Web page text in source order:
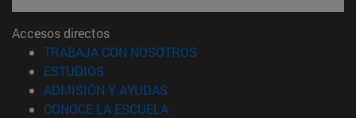
Accesos directos
TRABAJA CON NOSOTROS
ESTUDIOS
ADMISIÓN Y AYUDAS
CONOCE LA ESCUELA(abre en nueva ventana)